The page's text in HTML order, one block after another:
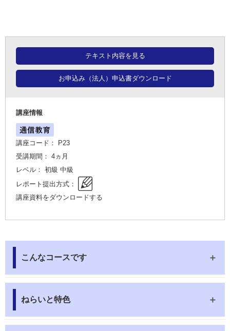
テキスト内容を見る
お申込み（法人）申込書ダウンロード
講座情報
講座コード： P23
受講期間： 4ヵ月
レベル： 初級 中級
レポート提出方式：
講座資料をダウンロードする
こんなコースです
ねらいと特色